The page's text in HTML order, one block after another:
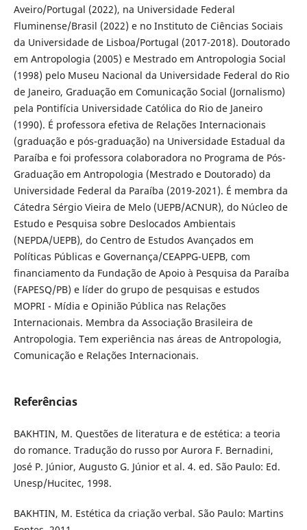
Aveiro/Portugal (2022), na Universidade Federal
Fluminense/Brasil (2022) e no Instituto de Ciências Sociais
da Universidade de Lisboa/Portugal (2017-2018). Doutorado
em Antropologia (2005) e Mestrado em Antropologia Social
(1998) pelo Museu Nacional da Universidade Federal do Rio
de Janeiro, Graduação em Comunicação Social (Jornalismo)
pela Pontifícia Universidade Católica do Rio de Janeiro
(1990). É professora efetiva de Relações Internacionais
(graduação e pós-graduação) na Universidade Estadual da
Paraíba e foi professora colaboradora no Programa de Pós-
Graduação em Antropologia (Mestrado e Doutorado) da
Universidade Federal da Paraíba (2019-2021). É membra da
Cátedra Sérgio Vieira de Melo (UEPB/ACNUR), do Núcleo de
Estudo e Pesquisa sobre Deslocados Ambientais
(NEPDA/UEPB), do Centro de Estudos Avançados em
Políticas Públicas e Governança/CEAPPG-UEPB, com
financiamento da Fundação de Apoio à Pesquisa da Paraíba
(FAPESQ/PB) e líder do grupo de pesquisas e estudos
MOPRI - Mídia e Opinião Pública nas Relações
Internacionais. Membra da Associação Brasileira de
Antropologia. Tem experiência nas áreas de Antropologia,
Comunicação e Relações Internacionais.
Referências
BAKHTIN, M. Questões de literatura e de estética: a teoria
do romance. Tradução do russo por Aurora F. Bernadini,
José P. Júnior, Augusto G. Júnior et al. 4. ed. São Paulo: Ed.
Unesp/Hucitec, 1998.
BAKHTIN, M. Estética da criação verbal. São Paulo: Martins